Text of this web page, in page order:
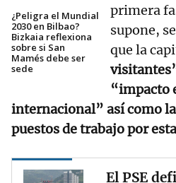
¿Peligra el Mundial
2030 en Bilbao?
Bizkaia reflexiona
sobre si San
Mamés debe ser
sede
primera
supone,
que la
“impacto
internacional” así como
puestos de trabajo por
El PSE